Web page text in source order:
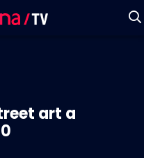
art a